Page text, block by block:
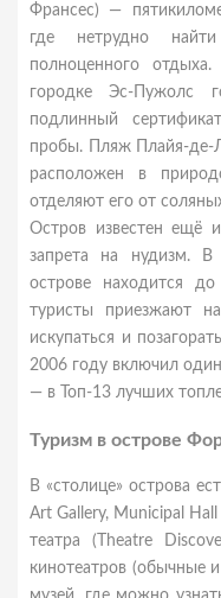
Франсес) —
где нетрудно
полноценного
городке Эс-Пужолс
подлинный
пробы. Пляж Плайя-де-
расположен в
отделяют его от
Остров известен ещё
запрета на нудизм. В
острове находится
туристы приезжают
искупаться и
2006 году включил
— в Топ-13 лучших
Туризм в острове
В «столице» острова
Art Gallery, Municipal
театра (Theatre
кинотеатров (обычные